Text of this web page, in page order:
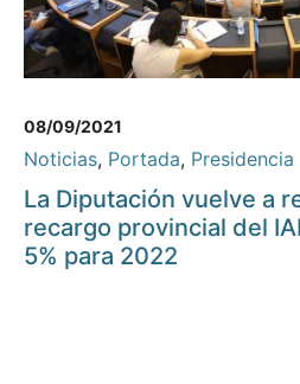
08/09/2021
Noticias, Portada, Presidencia
La Diputación vuelve a
recargo provincial del
5% para 2022